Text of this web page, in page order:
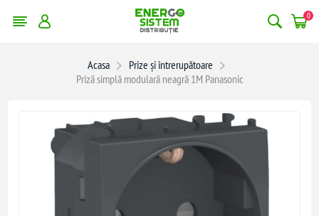
0
Acasa
Prize și întrerupătoare
Priză simplă modulară neagră 1M Panasonic